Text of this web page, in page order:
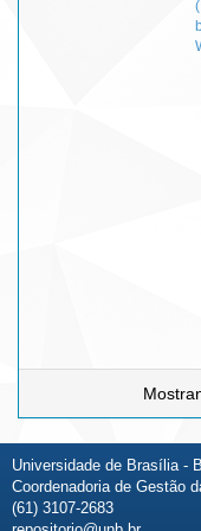
Universidade de Brasília -
Coordenadoria de Gestão
(61) 3107-2683